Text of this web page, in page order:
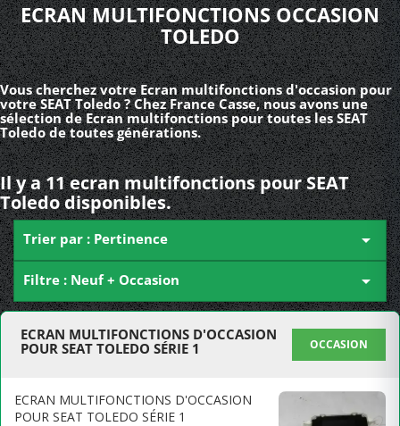
ECRAN MULTIFONCTIONS OCCASION
TOLEDO
Vous cherchez votre Ecran multifonctions d'occasion pour
votre SEAT Toledo ? Chez France Casse, nous avons une
sélection de Ecran multifonctions pour toutes les SEAT
Toledo de toutes générations.
Il y a 11 ecran multifonctions pour SEAT
Toledo disponibles.
Trier par : Pertinence 
Filtre : Neuf + Occasion 
ECRAN MULTIFONCTIONS D'OCCASION
POUR SEAT TOLEDO SÉRIE 1
OCCASION
ECRAN MULTIFONCTIONS D'OCCASION
POUR SEAT TOLEDO SÉRIE 1